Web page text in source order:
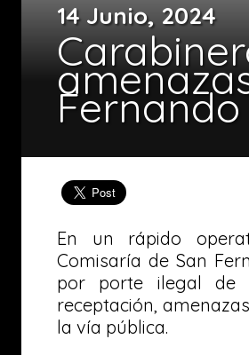
14 Junio, 2024
Fernando
En un rápido
Comisaría de San
por porte ilegal de
receptación,
la vía pública.